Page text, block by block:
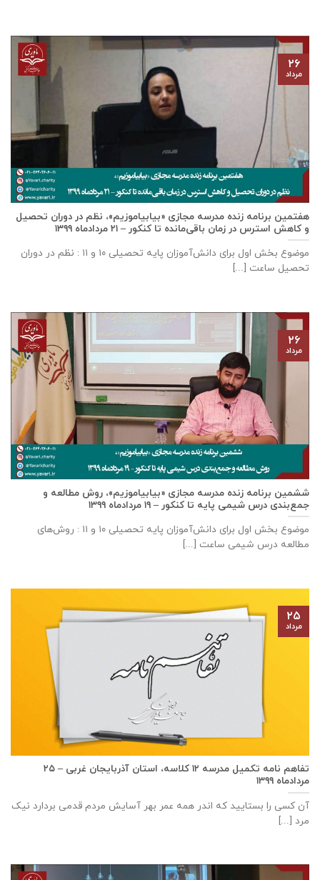
هفتمین برنامه زنده مدرسه مجازی «بیابیاموزیم»، نظم در دوران تحصیل
و کاهش استرس در زمان باقی‌مانده تا کنکور – ۲۱ مردادماه ۱۳۹۹
موضوع بخش اول برای دانش‌آموزان پایه تحصیلی ۱۰ و ۱۱ : نظم در دوران
تحصیل ساعت [...]
۲۶
مرداد
ششمین برنامه زنده مدرسه مجازی «بیابیاموزیم»، روش مطالعه و
جمع‌بندی درس شیمی پایه تا کنکور – ۱۹ مردادماه ۱۳۹۹
موضوع بخش اول برای دانش‌آموزان پایه تحصیلی ۱۰ و ۱۱ : روش‌های
مطالعه درس شیمی ساعت [...]
۲۶
مرداد
تفاهم نامه تكميل مدرسه ۱۲ كلاسه، استان آذربايجان غربی – ۲۵
مردادماه ۱۳۹۹
آن کسی را بستایید که اندر همه عمر بهر آسایش مردم قدمی بردارد نیک
مرد [...]
۲۵
مرداد